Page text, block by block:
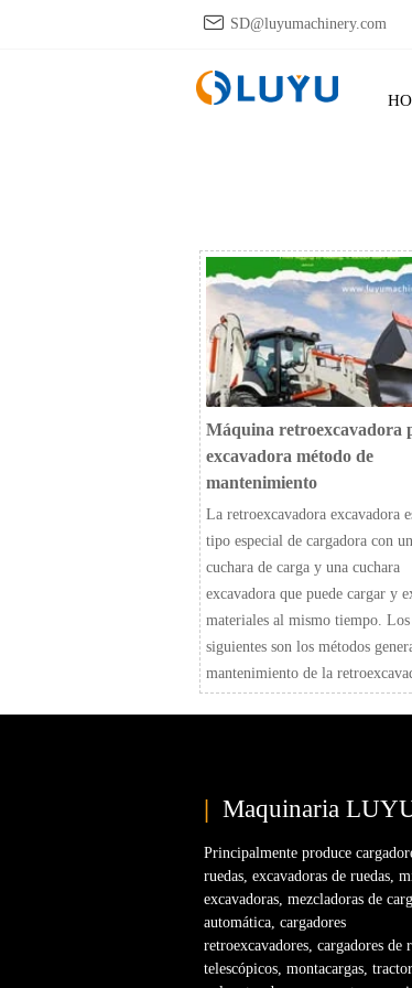
 SD@luyumachinery.com
Máquina retroexcavadora
excavadora método de
mantenimiento
La retroexcavadora excavadora
tipo especial de cargadora con
cuchara de carga y una cuchara
excavadora que puede cargar y
materiales al mismo tiempo. Los
siguientes son los métodos
mantenimiento de la
| Maquinaria
Principalmente produce
ruedas, excavadoras de ruedas,
excavadoras, mezcladoras de
automática, cargadores
retroexcavadores, cargadores de
telescópicos, montacargas,